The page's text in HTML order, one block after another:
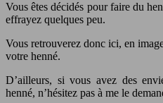
Vous êtes décidés pour faire du
effrayez quelques peu.
Vous retrouverez donc ici, en
votre henné.
D’ailleurs, si vous avez des
henné, n’hésitez pas à me le